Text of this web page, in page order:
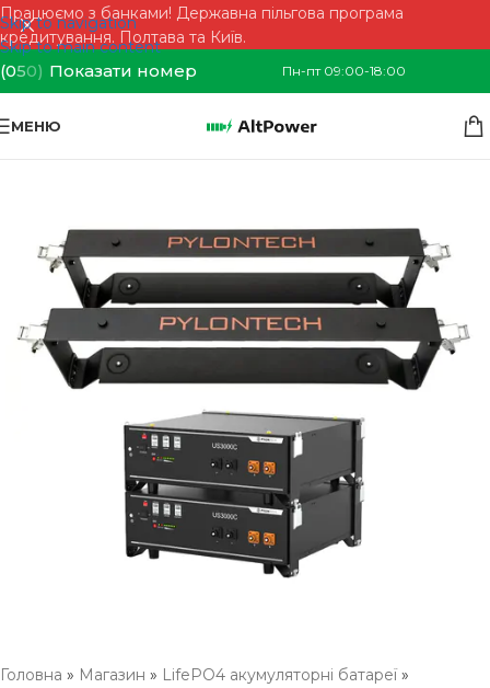
Skip to navigation
Skip to main content
Працюємо з банками! Державна пільгова програма
кредитування. Полтава та Київ.
(050) Показати номер Пн-пт 09:00-18:00
МЕНЮ
Головна » Магазин » LifePO4 акумуляторні батареї»